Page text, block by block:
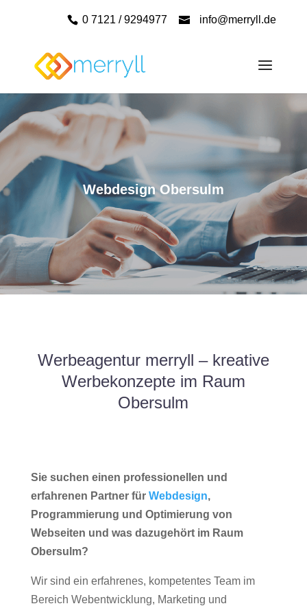
0 7121 / 9294977 info@merryll.de
Webdesign Obersulm
Werbeagentur merryll – kreative
Werbekonzepte im Raum
Obersulm
Sie suchen einen professionellen und
erfahrenen Partner für Webdesign,
Programmierung und Optimierung von
Webseiten und was dazugehört im Raum
Obersulm?
Wir sind ein erfahrenes, kompetentes Team im
Bereich Webentwicklung, Marketing und